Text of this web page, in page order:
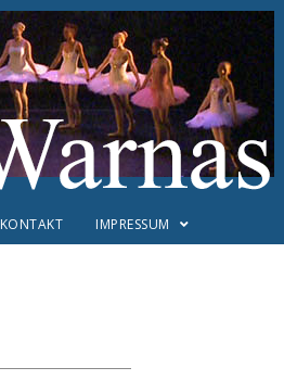
KONTAKT IMPRESSUM